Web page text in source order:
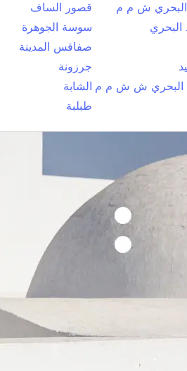
البحري ش م م
قصور الساف
البحري
سوسة الجوهرة
صفاقس المدينة
جرزونة
البحري ش ش م م الشابة
طبلبة